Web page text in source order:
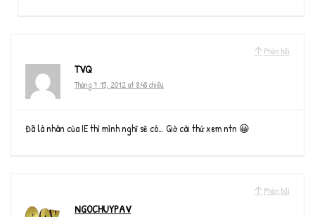
Phản hồi
TVQ
Tháng 7 15, 2012 at 8:48 chiều
Đã là nhân của IE thì mình nghĩ sẽ có… Giờ cài thử xem ntn 😀
Phản hồi
NGOCHUYPAV